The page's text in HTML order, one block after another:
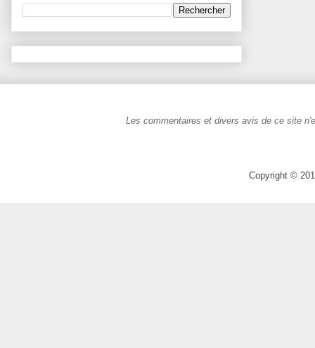
Les commentaires et divers avis de ce site
Copyright ©